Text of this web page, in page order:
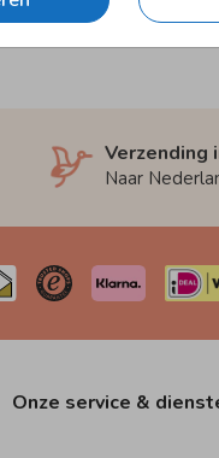
Verzending
Naar
Onze service &